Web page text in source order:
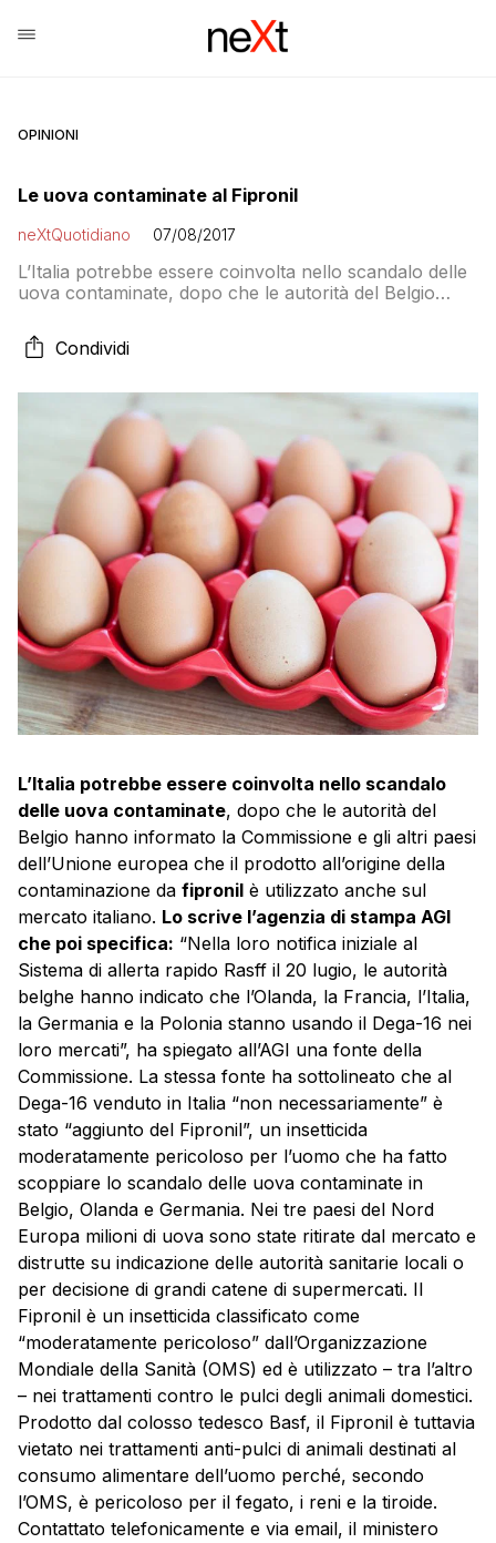
OPINIONI
Le uova contaminate al Fipronil
neXtQuotidiano 07/08/2017
L’Italia potrebbe essere coinvolta nello scandalo delle
uova contaminate, dopo che le autorità del Belgio
dell’Unione europea che il prodotto all’origine della
contaminazione da fipronil è utilizzato anche sul
poi specifica: “Nella loro notifica iniziale al Sistema di
Condividi
L’Italia potrebbe essere coinvolta nello scandalo
delle uova contaminate, dopo che le autorità del
Belgio hanno informato la Commissione e gli altri paesi
dell’Unione europea che il prodotto all’origine della
contaminazione da fipronil è utilizzato anche sul
mercato italiano. Lo scrive l’agenzia di stampa AGI
che poi specifica: “Nella loro notifica iniziale al
Sistema di allerta rapido Rasff il 20 lugio, le autorità
belghe hanno indicato che l’Olanda, la Francia, l’Italia,
la Germania e la Polonia stanno usando il Dega-16 nei
loro mercati”, ha spiegato all’AGI una fonte della
Commissione. La stessa fonte ha sottolineato che al
Dega-16 venduto in Italia “non necessariamente” è
stato “aggiunto del Fipronil”, un insetticida
moderatamente pericoloso per l’uomo che ha fatto
scoppiare lo scandalo delle uova contaminate in
Belgio, Olanda e Germania. Nei tre paesi del Nord
Europa milioni di uova sono state ritirate dal mercato e
distrutte su indicazione delle autorità sanitarie locali o
per decisione di grandi catene di supermercati. Il
Fipronil è un insetticida classificato come
“moderatamente pericoloso” dall’Organizzazione
Mondiale della Sanità (OMS) ed è utilizzato – tra l’altro
– nei trattamenti contro le pulci degli animali domestici.
Prodotto dal colosso tedesco Basf, il Fipronil è tuttavia
vietato nei trattamenti anti-pulci di animali destinati al
consumo alimentare dell’uomo perché, secondo
l’OMS, è pericoloso per il fegato, i reni e la tiroide.
Contattato telefonicamente e via email, il ministero